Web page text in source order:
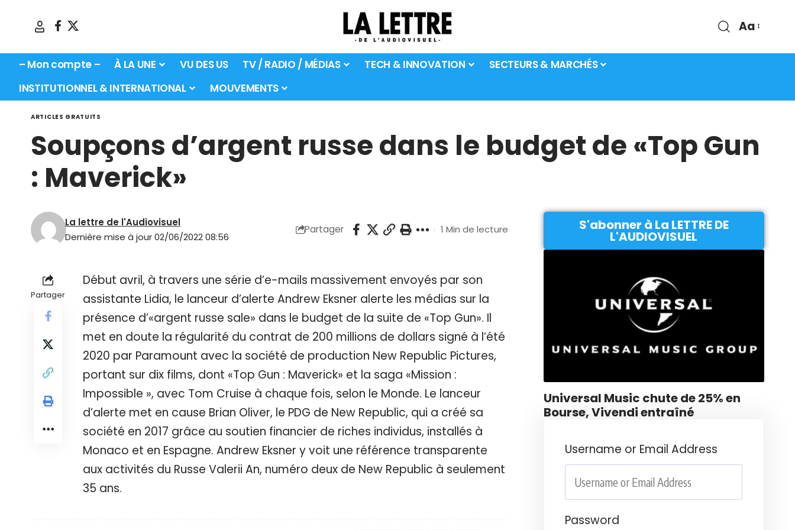
Aa
– Mon compte – À LA UNE VU DES US TV / RADIO / MÉDIAS TECH & INNOVATION
SECTEURS & MARCHÉS
INSTITUTIONNEL & INTERNATIONAL
MOUVEMENTS
ARTICLES GRATUITS
Soupçons d’argent russe dans le budget de «Top Gun
: Maverick»
Dernière mise à jour 02/06/2022 08:56
La lettre de l'Audiovisuel
Partager 1 Min de lecture
Partager
Début avril, à travers une série d’e-mails massivement envoyés par son
assistante Lidia, le lanceur d’alerte Andrew Eksner alerte les médias sur la
présence d’«argent russe sale» dans le budget de la suite de «Top Gun». Il
met en doute la régularité du contrat de 200 millions de dollars signé à l’été
2020 par Paramount avec la société de production New Republic Pictures,
portant sur dix films, dont «Top Gun : Maverick» et la saga «Mission :
Impossible », avec Tom Cruise à chaque fois, selon le Monde. Le lanceur
d’alerte met en cause Brian Oliver, le PDG de New Republic, qui a créé sa
société en 2017 grâce au soutien financier de riches individus, installés à
Monaco et en Espagne. Andrew Eksner y voit une référence transparente
aux activités du Russe Valerii An, numéro deux de New Republic à seulement
35 ans.
S'abonner à La LETTRE DE
L'AUDIOVISUEL
Universal Music chute de 25% en
Bourse, Vivendi entraîné
Username or Email Address
Password